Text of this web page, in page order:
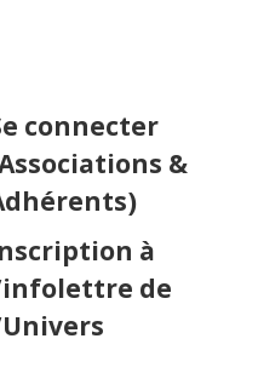
connecter
&
à
de